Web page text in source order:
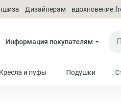
Дизайнерам
Информация покупателям
Кресла и пуфы Подушки